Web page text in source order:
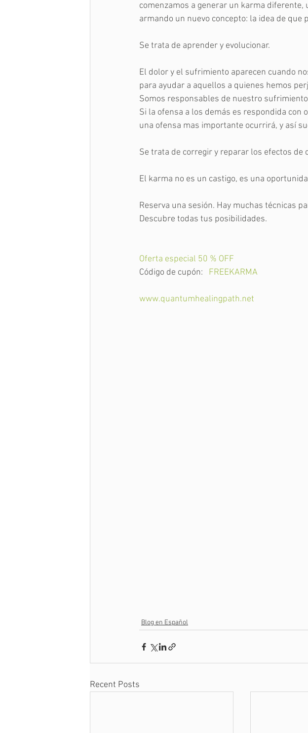
comenzamos a generar un karma diferente,
armando un nuevo concepto: la idea de
Se trata de aprender y evolucionar.
El dolor y el sufrimiento aparecen cuando
para ayudar a aquellos a quienes hemos
Somos responsables de nuestro
Si la ofensa a los demás es respondida con
una ofensa mas importante ocurrirá, y así
Se trata de corregir y reparar los efectos de
El karma no es un castigo, es una
Reserva una sesión. Hay muchas técnicas
Descubre todas tus posibilidades.
Oferta especial 50 % OFF
Código de cupón:
FREEKARMA
www.quantumhealingpath.net
Blog en Español
Recent Posts